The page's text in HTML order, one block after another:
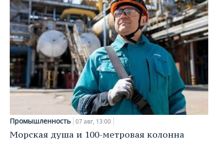
Промышленность 07 авг, 13:00
Морская душа и 100-метровая колонна